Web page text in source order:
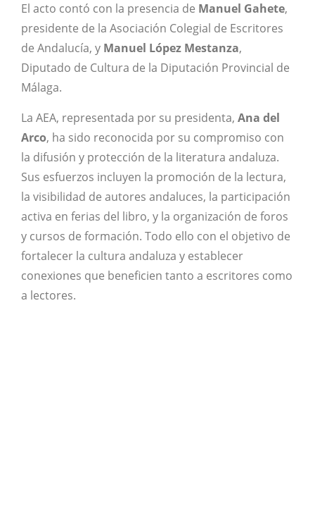
El acto contó con la presencia de Manuel Gahete,
presidente de la Asociación Colegial de Escritores
de Andalucía, y Manuel López Mestanza,
Diputado de Cultura de la Diputación Provincial de
Málaga.
La AEA, representada por su presidenta, Ana del
Arco, ha sido reconocida por su compromiso con
la difusión y protección de la literatura andaluza.
Sus esfuerzos incluyen la promoción de la lectura,
la visibilidad de autores andaluces, la participación
activa en ferias del libro, y la organización de foros
y cursos de formación. Todo ello con el objetivo de
fortalecer la cultura andaluza y establecer
conexiones que beneficien tanto a escritores como
a lectores.